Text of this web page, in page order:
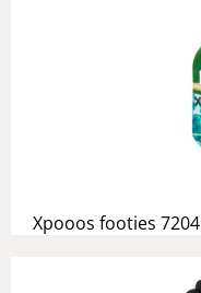
Xpooos footies